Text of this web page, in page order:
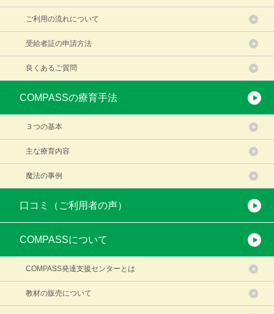
ご利用の流れについて
受給者証の申請方法
良くあるご質問
COMPASSの療育手法
３つの基本
主な療育内容
魔法の事例
口コミ（ご利用者の声）
COMPASSについて
COMPASS発達支援センターとは
教材の販売について